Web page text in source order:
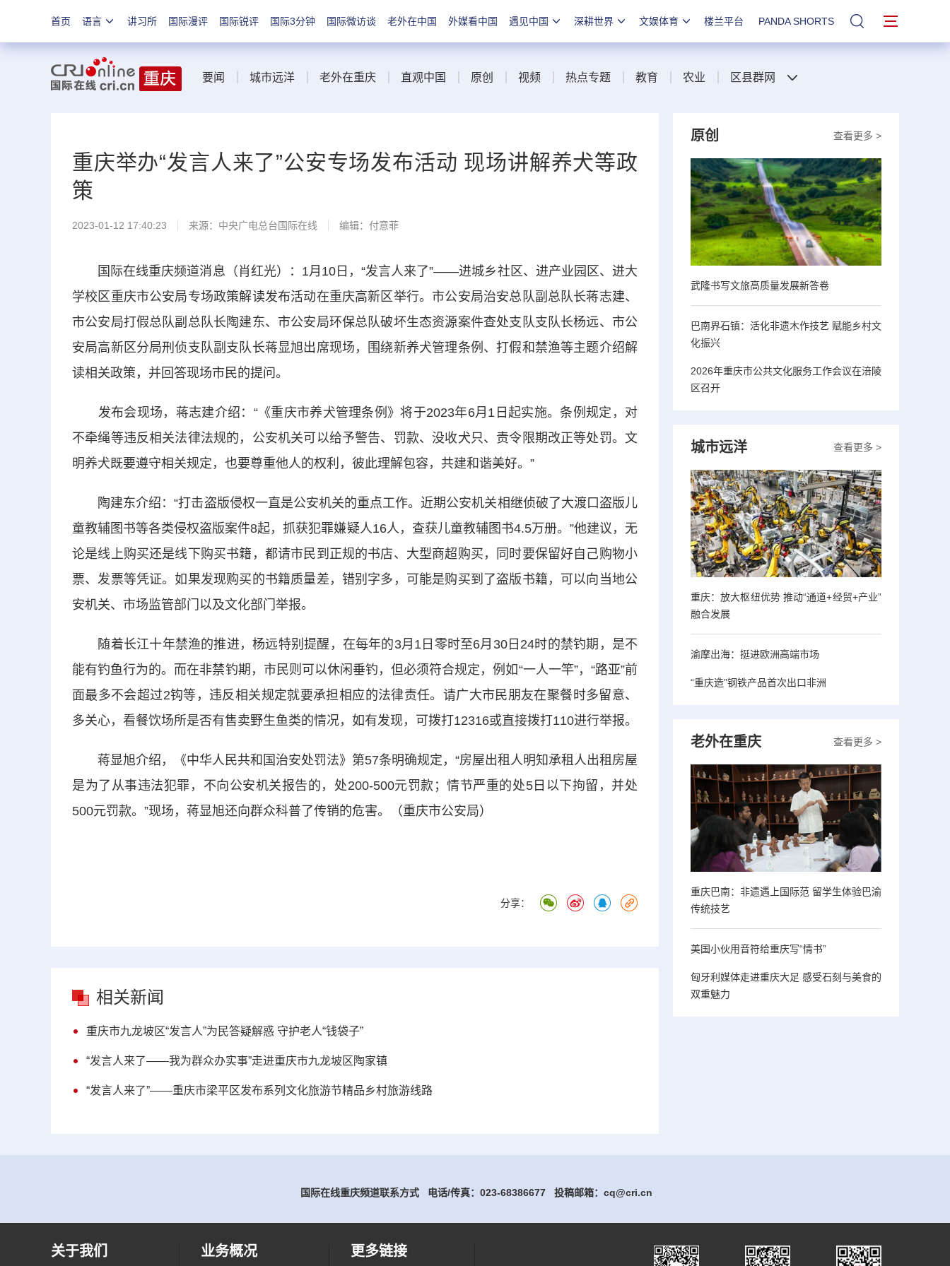
首页 语言 讲习所 国际漫评 国际锐评 国际3分钟 国际微访谈 老外在中国 外媒看中国 遇见中国 深耕世界 文娱体育 楼兰平台 PANDA SHORTS 站内搜索
要闻 城市远洋 老外在重庆 直观中国 原创 视频 热点专题 教育 农业 区县群网
重庆举办“发言人来了”公安专场发布活动 现场讲解养犬等政
策
2023-01-12 17:40:23 来源：中央广电总台国际在线 编辑：付意菲
国际在线重庆频道消息（肖红光）：1月10日，“发言人来了”——进城乡社区、进产业园区、进大
学校区重庆市公安局专场政策解读发布活动在重庆高新区举行。市公安局治安总队副总队长蒋志建、
市公安局打假总队副总队长陶建东、市公安局环保总队破坏生态资源案件查处支队支队长杨远、市公
安局高新区分局刑侦支队副支队长蒋显旭出席现场，围绕新养犬管理条例、打假和禁渔等主题介绍解
读相关政策，并回答现场市民的提问。
发布会现场，蒋志建介绍：“《重庆市养犬管理条例》将于2023年6月1日起实施。条例规定，对
不牵绳等违反相关法律法规的，公安机关可以给予警告、罚款、没收犬只、责令限期改正等处罚。文
明养犬既要遵守相关规定，也要尊重他人的权利，彼此理解包容，共建和谐美好。”
陶建东介绍：“打击盗版侵权一直是公安机关的重点工作。近期公安机关相继侦破了大渡口盗版儿
童教辅图书等各类侵权盗版案件8起，抓获犯罪嫌疑人16人，查获儿童教辅图书4.5万册。”他建议，无
论是线上购买还是线下购买书籍，都请市民到正规的书店、大型商超购买，同时要保留好自己购物小
票、发票等凭证。如果发现购买的书籍质量差，错别字多，可能是购买到了盗版书籍，可以向当地公
安机关、市场监管部门以及文化部门举报。
随着长江十年禁渔的推进，杨远特别提醒，在每年的3月1日零时至6月30日24时的禁钓期，是不
能有钓鱼行为的。而在非禁钓期，市民则可以休闲垂钓，但必须符合规定，例如“一人一竿”，“路亚”前
面最多不会超过2钩等，违反相关规定就要承担相应的法律责任。请广大市民朋友在聚餐时多留意、
多关心，看餐饮场所是否有售卖野生鱼类的情况，如有发现，可拨打12316或直接拨打110进行举报。
蒋显旭介绍，《中华人民共和国治安处罚法》第57条明确规定，“房屋出租人明知承租人出租房屋
是为了从事违法犯罪，不向公安机关报告的，处200-500元罚款；情节严重的处5日以下拘留，并处
500元罚款。”现场，蒋显旭还向群众科普了传销的危害。（重庆市公安局）
分享：
相关新闻
重庆市九龙坡区“发言人”为民答疑解惑 守护老人“钱袋子”
“发言人来了——我为群众办实事”走进重庆市九龙坡区陶家镇
“发言人来了”——重庆市梁平区发布系列文化旅游节精品乡村旅游线路
查看更多 >
原创
武隆书写文旅高质量发展新答卷
巴南界石镇：活化非遗木作技艺 赋能乡村文
化振兴
2026年重庆市公共文化服务工作会议在涪陵
区召开
查看更多 >
城市远洋
重庆：放大枢纽优势 推动“通道+经贸+产业”
融合发展
渝摩出海：挺进欧洲高端市场
“重庆造”钢铁产品首次出口非洲
查看更多 >
老外在重庆
重庆巴南：非遗遇上国际范 留学生体验巴渝
传统技艺
美国小伙用音符给重庆写“情书”
匈牙利媒体走进重庆大足 感受石刻与美食的
双重魅力
国际在线重庆频道联系方式 电话/传真：023-68386677 投稿邮箱：cq@cri.cn
关于我们 业务概况 更多链接